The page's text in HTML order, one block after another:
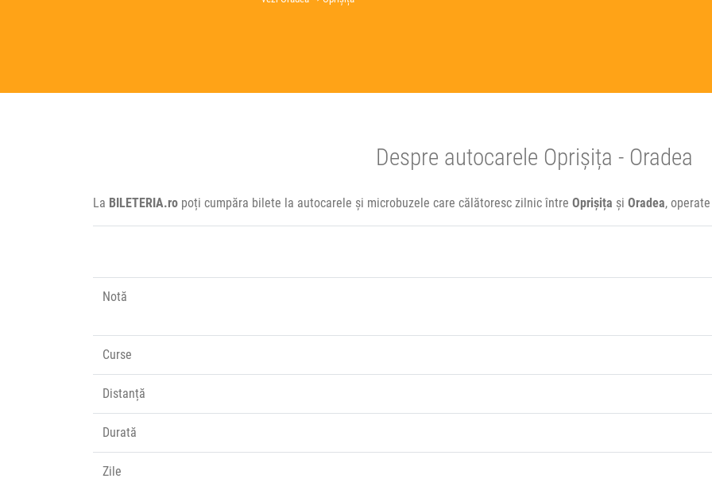
Despre autocarele Oprișița - Oradea
La BILETERIA.ro poți cumpăra bilete la autocarele și microbuzele care călătoresc zilnic între Oprișița și Oradea,
Notă
Curse
Distanță
Durată
Zile